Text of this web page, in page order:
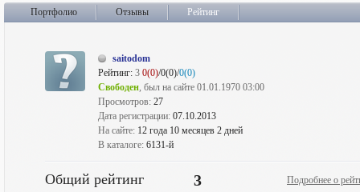
Портфолио Отзывы Рейтинг
saitodom
Рейтинг: 3 0(0)/0(0)/0(0)
Свободен, был на сайте 01.01.1970 03:00
Просмотров: 27
Дата регистрации: 07.10.2013
На сайте: 12 года 10 месяцев 2 дней
В каталоге: 6131-й
Общий рейтинг 3 Подробнее о